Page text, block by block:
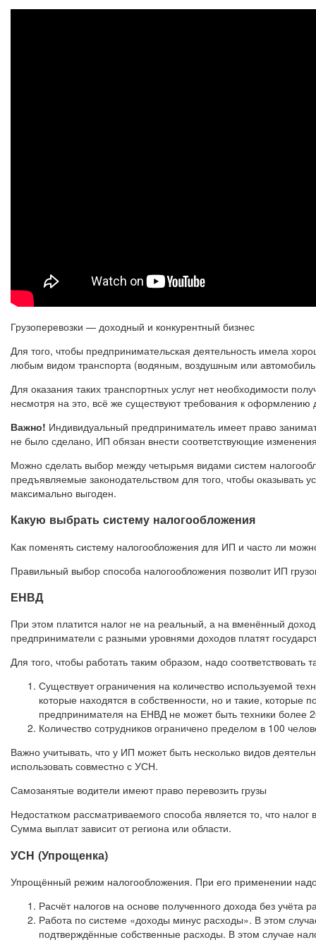
Грузоперевозки — доходный и конкурентный бизнес
Для того, чтобы предпринимательская деятельность имела
любым видом транспорта (водяным, воздушным или
Для оказания таких транспортных услуг нет необходимости
несмотря на это, всё же существуют требования к
Важно! Индивидуальный предприниматель имеет право
не было сделано, ИП обязан внести соответствующие
Можно сделать выбор между четырьмя видами систем
предъявляемые законодательством для того, чтобы оказывать
максимально выгоден.
Какую выбрать систему налогообложения
Как поменять систему налогообложения для ИП и часто ли
Правильный выбор способа налогообложения позволит ИП
ЕНВД
При этом платится налог не на реальный, а на вменённый
предприниматели с разными уровнями доходов платят
Для того, чтобы работать таким образом, надо соответствовать
Существует ограничения на количество используемой
которые находятся в собственности, но и такие,
предпринимателя на ЕНВД не может быть техники более
Количество сотрудников ограничено пределом в 100
Важно учитывать, что у ИП может быть несколько видов
использовать совместно с УСН.
Самозанятые водители имеют право перевозить грузы
Недостатком рассматриваемого способа является то, что
Сумма выплат зависит от региона или области.
УСН (Упрощенка)
Упрощённый режим налогообложения. При его применении
Расчёт налогов на основе полученного дохода без учёта
Работа по системе «доходы минус расходы». В этом
подтверждённые собственные расходы. В этом случае